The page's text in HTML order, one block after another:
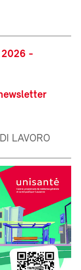
2026 -
LAVORO